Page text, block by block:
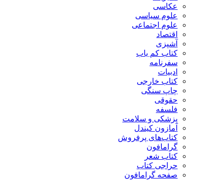
عکاسی
علوم سیاسی
علوم اجتماعی
اقتصاد
آشپزی
کتاب کم یاب
سفرنامه
ادبیات
کتاب خارجی
چاپ سنگی
حقوقی
فلسفه
پزشکی و سلامت
آمازون کیندل
کتاب‌های پرفروش
گرامافون
کتاب شعر
حراجی کتاب
صفحه گرامافون